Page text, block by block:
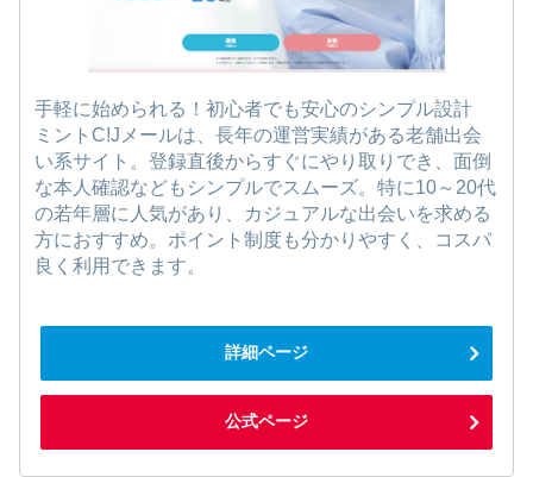
手軽に始められる！初心者でも安心のシンプル設計
ミントC!Jメールは、長年の運営実績がある老舗出会
い系サイト。登録直後からすぐにやり取りでき、面倒
な本人確認などもシンプルでスムーズ。特に10～20代
の若年層に人気があり、カジュアルな出会いを求める
方におすすめ。ポイント制度も分かりやすく、コスパ
良く利用できます。
詳細ページ
公式ページ